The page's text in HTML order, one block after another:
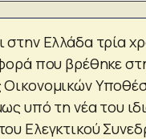
στην Ελλάδα τρία
που βρέθηκε
υπό τη νέα του
Ελεγκτικού